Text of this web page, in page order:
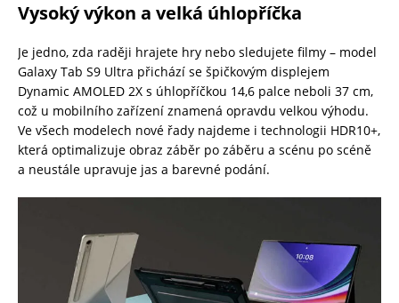
Vysoký výkon a velká úhlopříčka
Je jedno, zda raději hrajete hry nebo sledujete filmy – model
Galaxy Tab S9 Ultra přichází se špičkovým displejem
Dynamic AMOLED 2X s úhlopříčkou 14,6 palce neboli 37 cm,
což u mobilního zařízení znamená opravdu velkou výhodu.
Ve všech modelech nové řady najdeme i technologii HDR10+,
která optimalizuje obraz záběr po záběru a scénu po scéně
a neustále upravuje jas a barevné podání.